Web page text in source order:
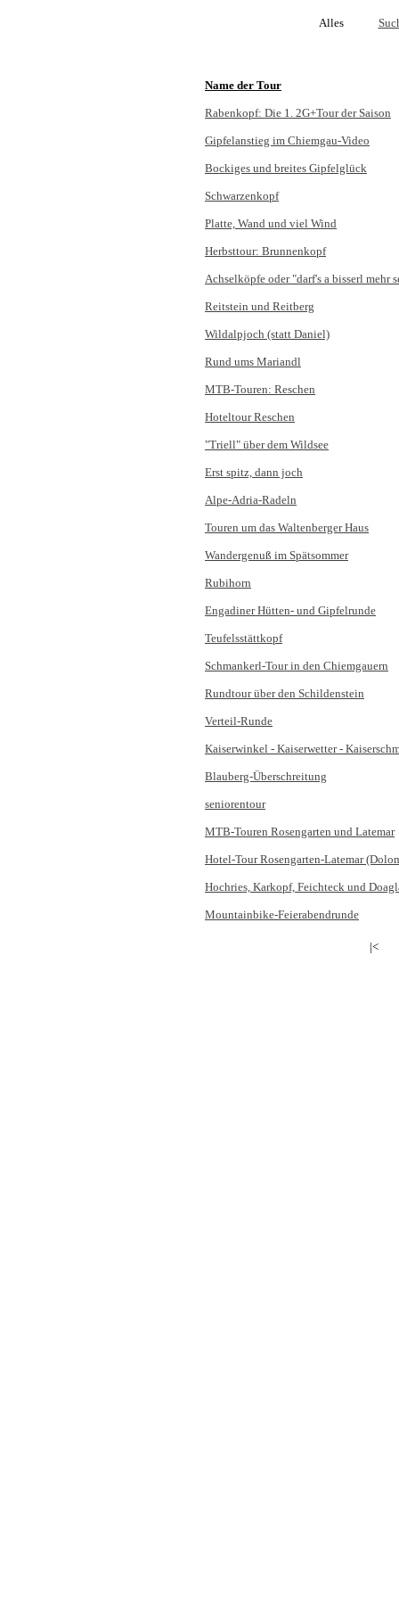
Alles
Name der Tour
Rabenkopf: Die 1. 2G+Tour der Saison
Gipfelanstieg im Chiemgau-Video
Bockiges und breites Gipfelglück
Schwarzenkopf
Platte, Wand und viel Wind
Herbsttour: Brunnenkopf
Achselköpfe oder "darf's a bisserl mehr
Reitstein und Reitberg
Wildalpjoch (statt Daniel)
Rund ums Mariandl
MTB-Touren: Reschen
Hoteltour Reschen
"Triell" über dem Wildsee
Erst spitz, dann joch
Alpe-Adria-Radeln
Touren um das Waltenberger Haus
Wandergenuß im Spätsommer
Rubihorn
Engadiner Hütten- und Gipfelrunde
Teufelsstättkopf
Schmankerl-Tour in den Chiemgauern
Rundtour über den Schildenstein
Verteil-Runde
Kaiserwinkel - Kaiserwetter -
Blauberg-Überschreitung
seniorentour
MTB-Touren Rosengarten und Latemar
Hotel-Tour Rosengarten-Latemar
Hochries, Karkopf, Feichteck und
Mountainbike-Feierabendrunde
|<